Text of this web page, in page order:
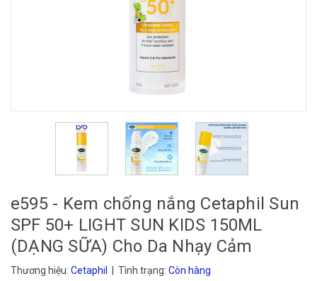
e595 - Kem chống nắng Cetaphil Sun
SPF 50+ LIGHT SUN KIDS 150ML
(DẠNG SỮA) Cho Da Nhạy Cảm
Thương hiệu: Cetaphil | Tình trạng: Còn hàng